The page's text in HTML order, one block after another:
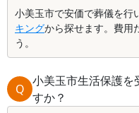
小美玉市で安価で葬儀を行
キングから探せます。費用
う。
Q
小美玉市生活保護を
すか？